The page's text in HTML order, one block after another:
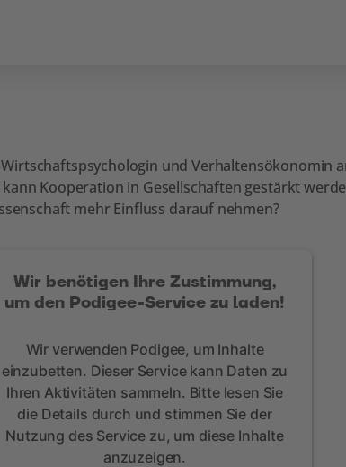
und Verhaltensökonomin
Kooperation in Gesellschaften gestärkt
mehr Einfluss darauf nehmen?
Wir benötigen Ihre Zustimmung,
um den Podigee-Service zu laden!
Wir verwenden Podigee, um Inhalte
einzubetten. Dieser Service kann Daten zu
Ihren Aktivitäten sammeln. Bitte lesen Sie
die Details durch und stimmen Sie der
Nutzung des Service zu, um diese Inhalte
anzuzeigen.